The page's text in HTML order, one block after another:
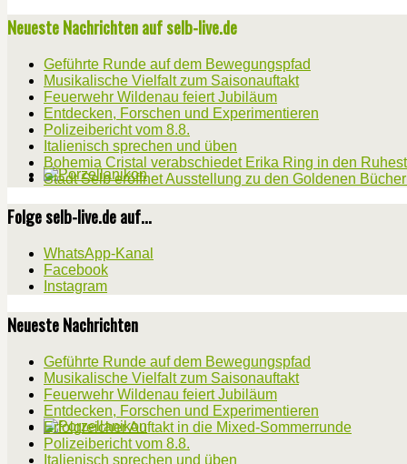
Neueste Nachrichten auf selb-live.de
Geführte Runde auf dem Bewegungspfad
Musikalische Vielfalt zum Saisonauftakt
Feuerwehr Wildenau feiert Jubiläum
Entdecken, Forschen und Experimentieren
Polizeibericht vom 8.8.
Italienisch sprechen und üben
Bohemia Cristal verabschiedet Erika Ring in den
Stadt Selb eröffnet Ausstellung zu den Goldenen
Folge selb-live.de auf...
WhatsApp-Kanal
Facebook
Instagram
Neueste Nachrichten
Geführte Runde auf dem Bewegungspfad
Musikalische Vielfalt zum Saisonauftakt
Feuerwehr Wildenau feiert Jubiläum
Entdecken, Forschen und Experimentieren
Erfolgreicher Auftakt in die Mixed-Sommerrunde
Polizeibericht vom 8.8.
Italienisch sprechen und üben